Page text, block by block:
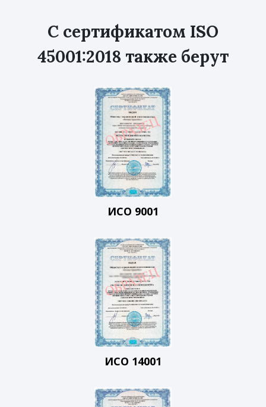
С сертификатом ISO
45001:2018 также берут
ИСО 9001
ИСО 14001